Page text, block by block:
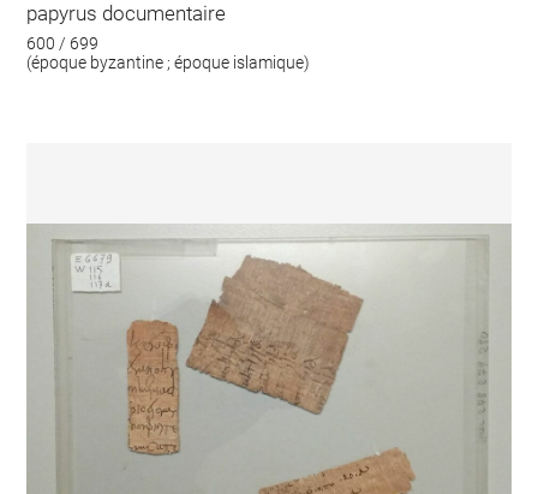
papyrus documentaire
600 / 699
(époque byzantine ; époque islamique)